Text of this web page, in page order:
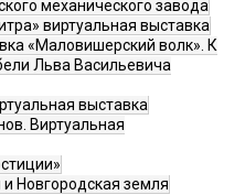
механического завода
виртуальная выставка
«Маловишерский волк». К
Льва Васильевича
выставка
Виртуальная
Новгородская земля